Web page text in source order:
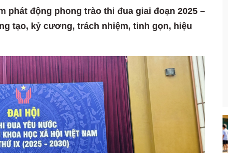
phát động phong trào thi đua giai đoạn 2025 –
tạo, kỷ cương, trách nhiệm, tinh gọn, hiệu